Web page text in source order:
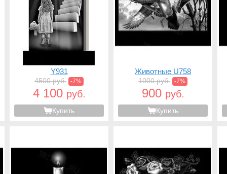
Y931
4500 руб. -7%
4 100 руб.
Купить
Животные U758
1000 руб. -7%
900 руб.
Купить